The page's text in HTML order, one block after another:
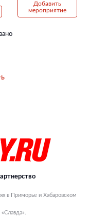
Добавить
мероприятие
в Приморье и Хабаровском